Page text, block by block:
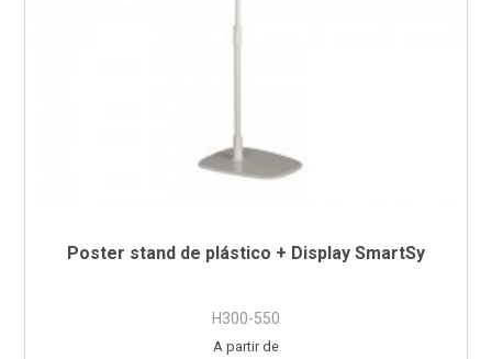
Poster stand de plástico + Display SmartSy
H300-550
Preço
A partir de